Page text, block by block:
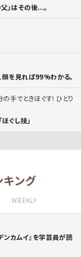
」はその後...。
を見れば99%わかる。
手でときほぐす! ひとり
ぐし技」
ング
WEEKLY
ンカムイ』を学芸員が読